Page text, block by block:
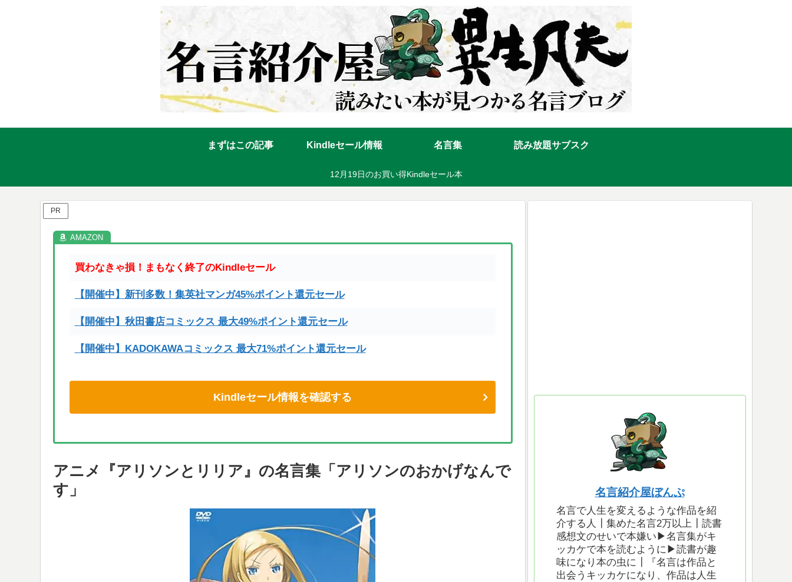
まずはこの記事 Kindleセール情報 名言集 読み放題サブスク
12月19日のお買い得Kindleセール本
PR
買わなきゃ損！まもなく終了のKindleセール
【開催中】新刊多数！集英社マンガ45%ポイント還元セール
【開催中】秋田書店コミックス 最大49%ポイント還元セール
【開催中】KADOKAWAコミックス 最大71%ポイント還元セール
Kindleセール情報を確認する
アニメ『アリソンとリリア』の名言集「アリソンのおかげなんで
す」
名言紹介屋ぼんぷ
名言で人生を変えるような作品を紹
介する人┃集めた名言2万以上┃読書
感想文のせいで本嫌い▶︎名言集がキ
ッカケで本を読むように▶︎読書が趣
味になり本の虫に┃『名言は作品と
出会うキッカケになり、作品は人生